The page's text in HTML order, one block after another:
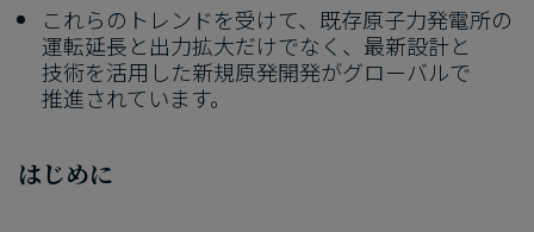
これらの​トレンドを​受けて、​既存原子力発電所の​
運転延長と​出力拡大だけでなく、​最新設計と​
技術を​活用した​新規原発開発が​グローバルで​
推進されています。
はじめに